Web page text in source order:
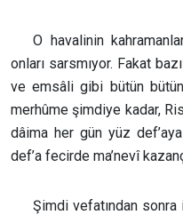
O havalinin
onları sarsmıyor. Fakat
ve emsâli gibi bütün
merhûme şimdiye kadar,
dâima her gün yüz
def’a fecirde ma’nevî
Şimdi vefatından